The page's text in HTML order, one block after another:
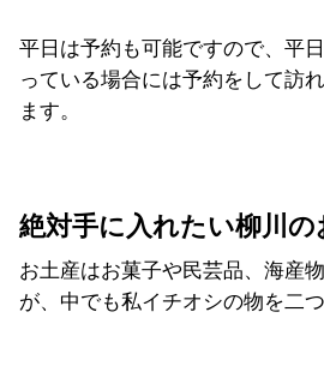
平日は予約も可能ですので、平
っている場合には予約をして訪
ます。
絶対手に入れたい柳川の
お土産はお菓子や民芸品、海産
が、中でも私イチオシの物を二